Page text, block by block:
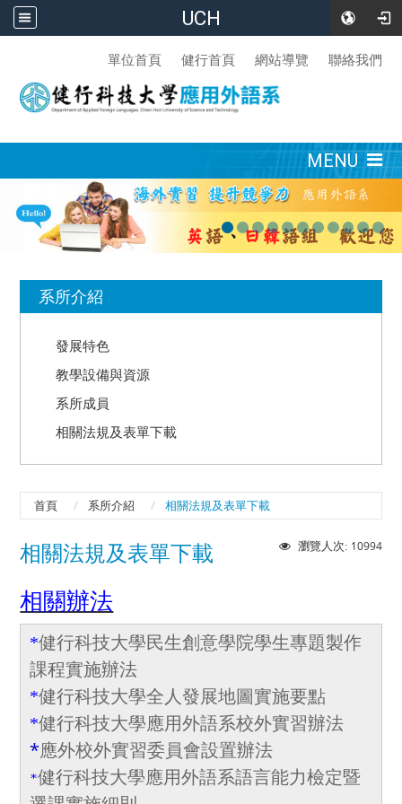
UCH
單位首頁 健行首頁 網站導覽 聯絡我們
MENU
系所介紹
發展特色
教學設備與資源
系所成員
相關法規及表單下載
首頁 系所介紹 相關法規及表單下載
瀏覽人次: 10994
相關法規及表單下載
相關辦法
*健行科技大學民生創意學院學生專題製作
課程實施辦法
*健行科技大學全人發展地圖實施要點
*健行科技大學應用外語系校外實習辦法
*應外校外實習委員會設置辦法
*健行科技大學應用外語系語言能力檢定暨